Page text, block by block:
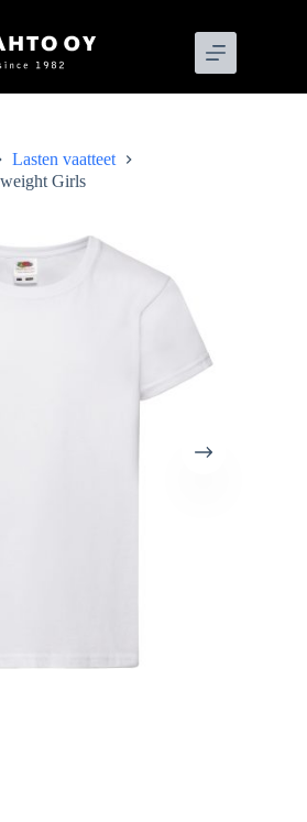
Lasten vaatteet
Girls